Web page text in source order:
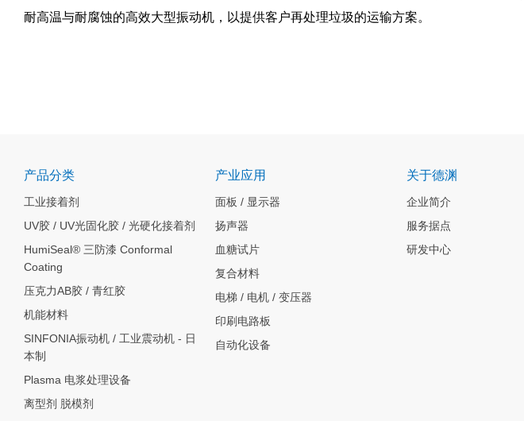
耐高温与耐腐蚀的高效大型振动机，以提供客户再处理垃圾的运输方案。
产品分类
工业接着剂
UV胶 / UV光固化胶 / 光硬化接着剂
HumiSeal® 三防漆 Conformal
Coating
压克力AB胶 / 青红胶
机能材料
SINFONIA振动机 / 工业震动机 - 日
本制
Plasma 电浆处理设备
离型剂 脱模剂
产业应用
面板 / 显示器
扬声器
血糖试片
复合材料
电梯 / 电机 / 变压器
印刷电路板
自动化设备
关于德渊
企业简介
服务据点
研发中心